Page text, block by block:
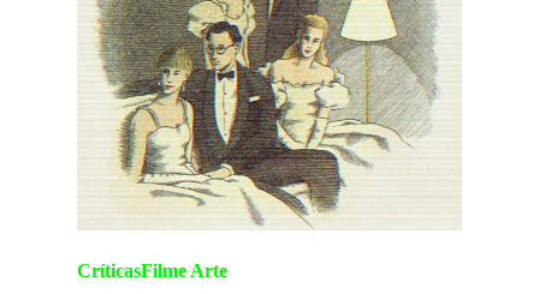
CríticasFilme Arte